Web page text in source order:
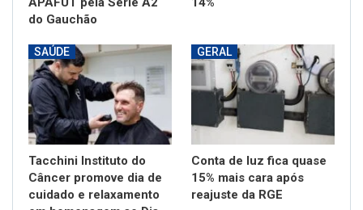
do Gauchão
SAÚDE
Tacchini Instituto do
Câncer promove dia de
cuidado e relaxamento
GERAL
Conta de luz fica quase
15% mais cara após
reajuste da RGE